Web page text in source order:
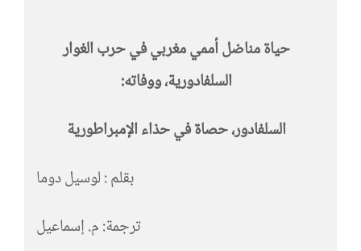
حياة مناضل أممي مغربي في حرب الغوار
السلفادورية،ووفاته:
السلفادور، حصاة في حذاء الإمبراطورية
بقلم : لوسيل دوما
ترجمة: م. إسماعيل